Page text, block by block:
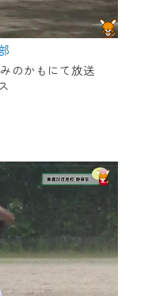
のかもにて放送
にともないメ
ます。
の画面が「メン
いただけませ
、ご了承の程
。